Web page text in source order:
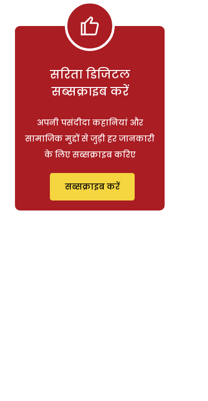
सरिता डिजिटल
सब्सक्राइब करें
अपनी पसंदीदा कहानियां और
सामाजिक मुद्दों से जुड़ी हर जानकारी
के लिए सब्सक्राइब करिए
सब्सक्राइब करें